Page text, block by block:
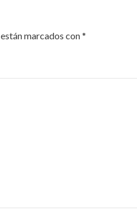
marcados con*